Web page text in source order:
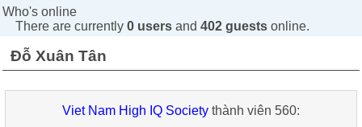
Who's online
There are currently 0 usersand 402 guestsonline.
Đỗ Xuân Tân
Viet Nam High IQ Societythành viên 560: